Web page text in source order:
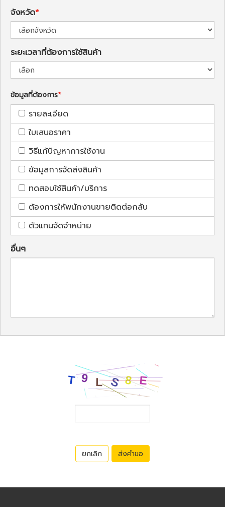
จังหวัด
ระยะเวลาที่ต้องการใช้สินค้า
ข้อมูลที่ต้องการ
รายละเอียด
ใบเสนอราคา
วิธีแก้ปัญหาการใช้งาน
ข้อมูลการจัดส่งสินค้า
ทดสอบใช้สินค้า/บริการ
ต้องการให้พนักงานขายติดต่อกลับ
ตัวแทนจัดจำหน่าย
อื่นๆ
ยกเลิก ส่งคำขอ